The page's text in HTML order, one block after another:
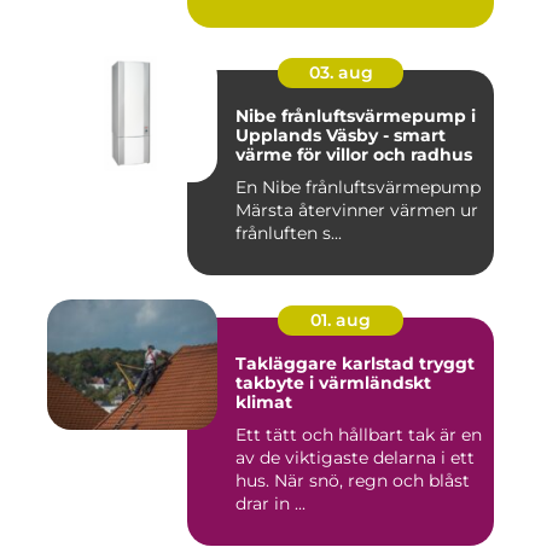
03. aug
Nibe frånluftsvärmepump i
Upplands Väsby - smart
värme för villor och radhus
En Nibe frånluftsvärmepump
Märsta återvinner värmen ur
frånluften s...
01. aug
Takläggare karlstad tryggt
takbyte i värmländskt
klimat
Ett tätt och hållbart tak är en
av de viktigaste delarna i ett
hus. När snö, regn och blåst
drar in ...